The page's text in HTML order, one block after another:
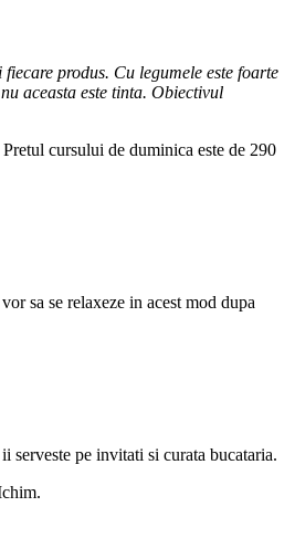
produs. Cu legumele este foarte
aceasta este tinta. Obiectivul
cursului de duminica este de 290
sa se relaxeze in acest mod dupa
serveste pe invitati si curata bucataria.